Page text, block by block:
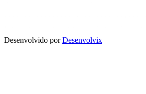
Desenvolvido porDesenvolvix